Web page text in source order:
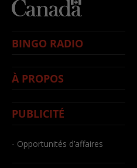
BINGO RADIO
À PROPOS
PUBLICITÉ
- Opportunités d’affaires